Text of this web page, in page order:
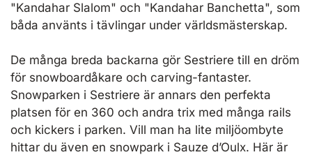
"Kandahar Slalom" och "Kandahar Banchetta", som
båda använts i tävlingar under världsmästerskap.
De många breda backarna gör Sestriere till en dröm
för snowboardåkare och carving-fantaster.
Snowparken i Sestriere är annars den perfekta
platsen för en 360 och andra trix med många rails
och kickers i parken. Vill man ha lite miljöombyte
hittar du även en snowpark i Sauze d’Oulx. Här är